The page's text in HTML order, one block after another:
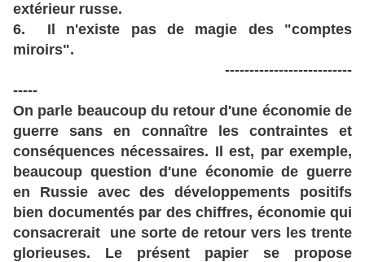
extérieur russe.
6. Il n'existe pas de magie des "comptes
miroirs".
--------------------------
-----
On parle beaucoup du retour d'une économie de
guerre sans en connaître les contraintes et
conséquences nécessaires. Il est, par exemple,
beaucoup question d'une économie de guerre
en Russie avec des développements positifs
bien documentés par des chiffres, économie qui
consacrerait une sorte de retour vers les trente
glorieuses. Le présent papier se propose